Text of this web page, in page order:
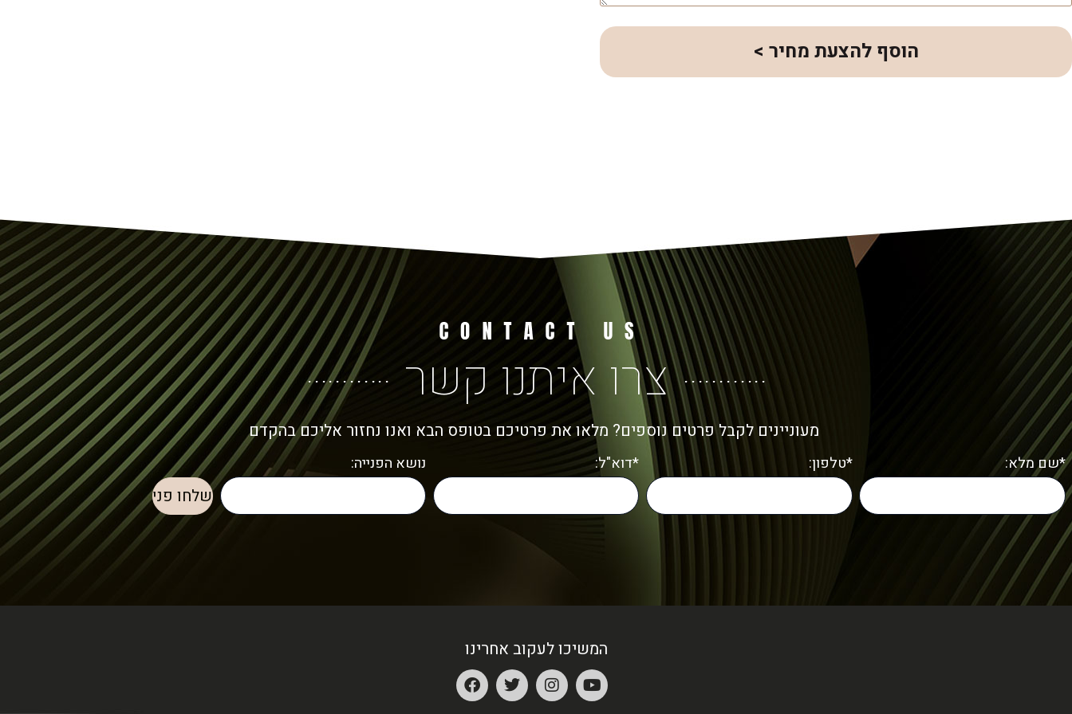
הוסף להצעת מחיר >
צרו איתנו קשר
מעוניינים לקבל פרטים נוספים? מלאו את פרטיכם בטופס הבא ואנו נחזור אליכם בהקדם
*שם מלא: *טלפון: *דוא"ל: נושא הפנייה:
המשיכו לעקוב אחרינו